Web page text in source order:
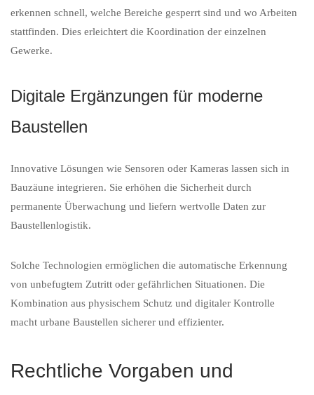
erkennen schnell, welche Bereiche gesperrt sind und wo Arbeiten
stattfinden. Dies erleichtert die Koordination der einzelnen
Gewerke.
Digitale Ergänzungen für moderne
Baustellen
Innovative Lösungen wie Sensoren oder Kameras lassen sich in
Bauzäune integrieren. Sie erhöhen die Sicherheit durch
permanente Überwachung und liefern wertvolle Daten zur
Baustellenlogistik.
Solche Technologien ermöglichen die automatische Erkennung
von unbefugtem Zutritt oder gefährlichen Situationen. Die
Kombination aus physischem Schutz und digitaler Kontrolle
macht urbane Baustellen sicherer und effizienter.
Rechtliche Vorgaben und